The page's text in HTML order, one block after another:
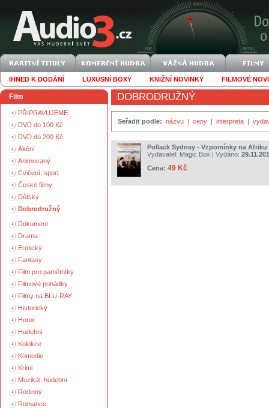
IHNED K DODÁNÍ LUXUSNÍ BOXY KNIŽNÍ NOVINKY FILMOVÉ
Film
PŘIPRAVUJEME
DVD do 100 Kč
DVD do 200 Kč
Akční
Animovaný
Cvičení, sport
České filmy
Dětský
Dobrodružný
Dokument
Drama
Erotický
Fantasy
Film pro pamětníky
Filmové pohádky
Filmy na BLU-RAY
Historický
Horor
Hudební
Kolekce
Komedie
Krimi
Muzikál, hudební
Rodinný
Romance
DOBRODRUŽNÝ
Seřadit podle: názvu | ceny | interpreta |
Pollack Sydney - Vzpomínky na Afriku
Vydavatel: Magic Box | Vydáno:
Cena: 49 Kč